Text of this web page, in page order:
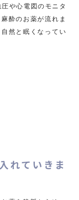
や心電図のモニタ
酔のお薬が流れま
然と眠くなってい
れていきま